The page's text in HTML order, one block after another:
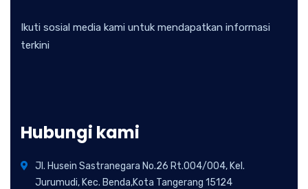
Ikuti sosial media kami untuk mendapatkan informasi
terkini
Hubungi kami
Jl. Husein Sastranegara No.26 Rt.004/004, Kel.
Jurumudi, Kec. Benda,Kota Tangerang 15124